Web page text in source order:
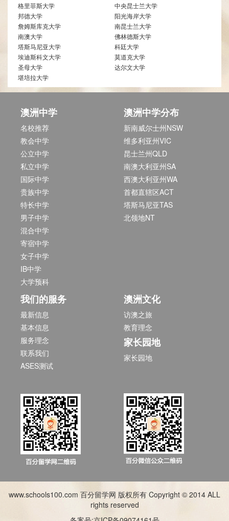
格里菲斯大学
中央昆士兰大学
邦德大学
阳光海岸大学
詹姆斯库克大学
南昆士兰大学
南澳大学
佛林德斯大学
塔斯马尼亚大学
科廷大学
埃迪斯科文大学
莫道克大学
圣母大学
达尔文大学
堪培拉大学
澳洲中学
名校推荐
教会中学
公立中学
私立中学
国际中学
贵族中学
特长中学
男子中学
混合中学
寄宿中学
女子中学
IB中学
大学预科
澳洲中学分布
新南威尔士州NSW
维多利亚州VIC
昆士兰州QLD
南澳大利亚州SA
西澳大利亚州WA
首都直辖区ACT
塔斯马尼亚TAS
北领地NT
我们的服务
最新信息
基本信息
服务理念
联系我们
ASES测试
澳洲文化
访澳之旅
教育理念
家长园地
家长园地
www.schools100.com 百分留学网 版权所有 Copyright © 2014 ALL
rights reserved